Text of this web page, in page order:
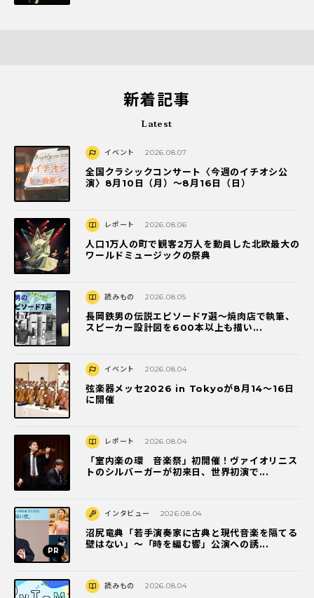
新着記事
Latest
イベント 2026.08.07
全国クラシックコンサート〈今週のイチオシ公
演〉8月10日（月）～8月16日（日）
レポート 2026.08.06
人口1万人の町で観客2万人を動員した北欧最大の
ワールドミュージックの祭典
読みもの 2026.08.05
長岡鉄男の伝説エピソード7選〜焼肉店で執筆、
スピーカー設計図を600本以上も描い...
イベント 2026.08.04
弦楽器メッセ2026 in Tokyoが8月14～16日
に開催
レポート 2026.08.04
「室内楽の環 音楽祭」初開催！ヴァイオリニス
トのシルバーガーが初来日、世界初演で...
インタビュー 2026.08.04
沼尻竜典「若手演奏家に古典と現代音楽を隔てる
壁はない」～「時を編む響」公演への誘...
読みもの 2026.08.04